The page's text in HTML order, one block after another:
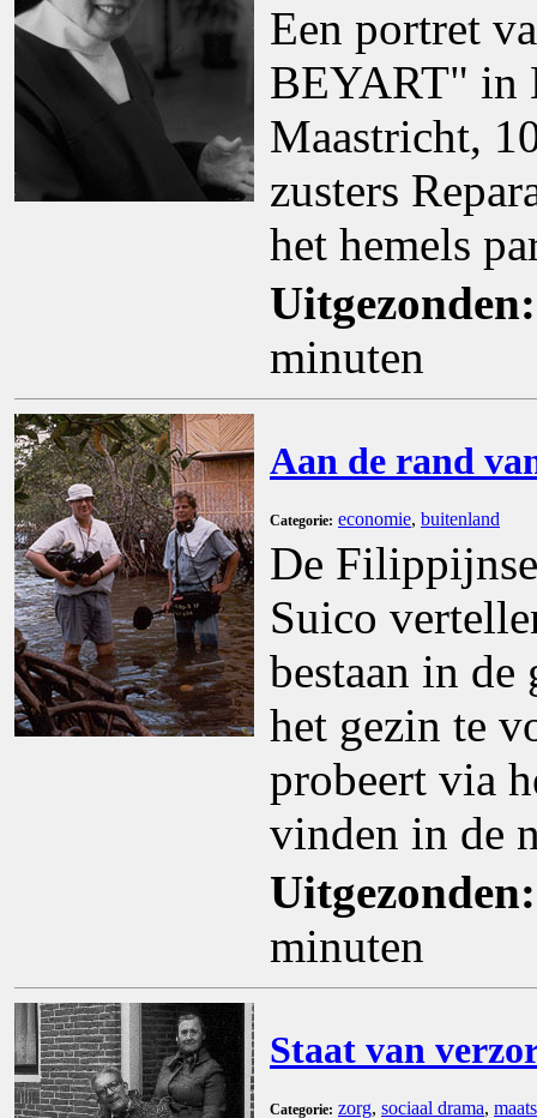
Een portret
BEYART" in
Maastricht,
zusters
het hemels
Uitgezonden:
minuten
Aan de rand
Categorie: economie, buitenland
De
Suico
bestaan in
het gezin te
probeert via
vinden in de
Uitgezonden:
minuten
Staat van
Categorie: zorg, sociaal drama,